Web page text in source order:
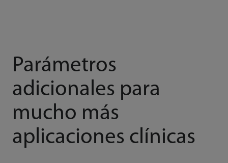
Parámetros
adicionales para
mucho más
aplicaciones clínicas